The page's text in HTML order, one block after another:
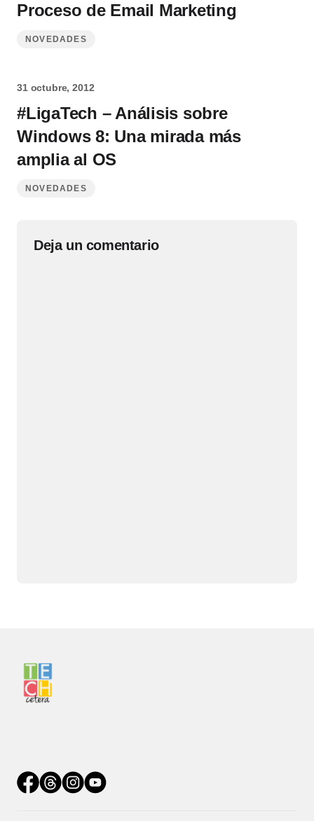
Proceso de Email Marketing
NOVEDADES
31 octubre, 2012
#LigaTech – Análisis sobre
Windows 8: Una mirada más
amplia al OS
NOVEDADES
Deja un comentario